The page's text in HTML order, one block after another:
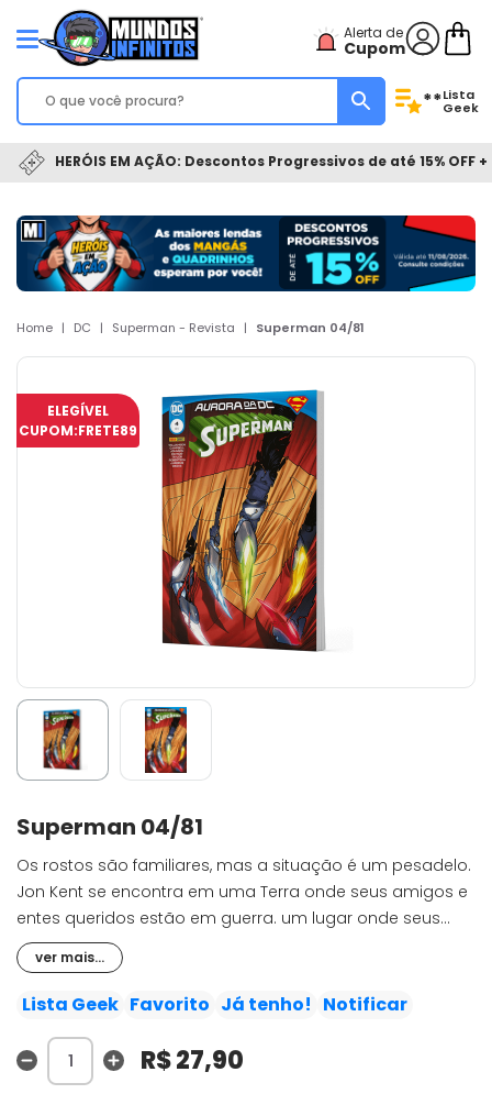
Alerta de
Cupom
**Lista
Geek
HERÓIS EM AÇÃO: Descontos Progressivos de até 15% OFF
Home | DC | Superman - Revista | Superman 04/81
ELEGÍVEL
CUPOM:FRETE89
Superman 04/81
Os rostos são familiares, mas a situação é um pesadelo.
Jon Kent se encontra em uma Terra onde seus amigos e
entes queridos estão em guerra. um lugar onde seus
heróis pessoais lutam entre si pelo controle do mundo. O
que ele fará quando descobrir que a versão desse
mundo de seu pai, Clark Kent, se tornará um ditador? E
contra o Metallo para salvar a vida do Aço!
ver mais...
Lista Geek Favorito Já tenho! Notificar
R$ 27,90